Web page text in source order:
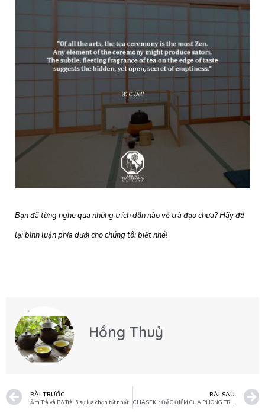
Bạn đã từng nghe qua những trích dẫn nào về trà đạo chưa? Hãy để
lại bình luận phía dưới cho chúng tôi biết nhé!
Hồng Thuỷ
BÀI TRƯỚC
Ấm Trà và Bộ Trà: 5 sự lựa chọn tốt nhất từ Nhật Bản
BÀI SAU
CHASEKI : ĐẶC ĐIỂM CỦA PHÒNG TRÀ NHẬT BẢN